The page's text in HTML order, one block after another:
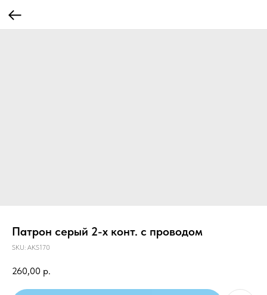
Патрон серый 2-х конт. с проводом
SKU: AKS170
260,00 р.